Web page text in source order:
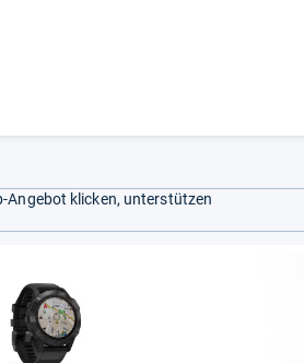
Angebot klicken, unterstützen